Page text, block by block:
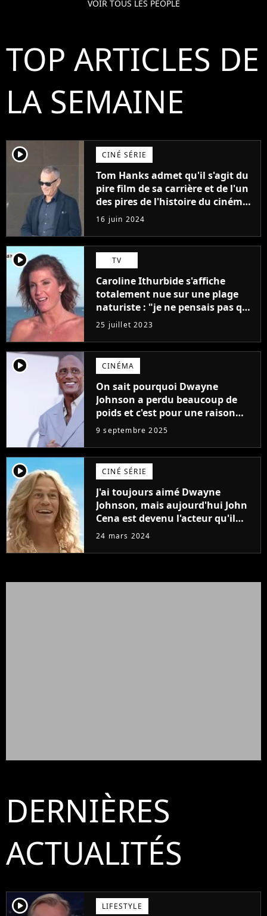
VOIR TOUS LES PEOPLE
TOP ARTICLES DE
LA SEMAINE
player2 CINÉ SÉRIE
Tom Hanks admet qu'il s'agit du
pire film de sa carrière et de l'un
des pires de l'histoire du cinéma :
"L'un des films les plus
médiocres jamais réalisés"
16 juin 2024
player2 TV
Caroline Ithurbide s'affiche
totalement nue sur une plage
naturiste : "je ne pensais pas que
j'arriverais à le faire..."
25 juillet 2023
player2 CINÉMA
On sait pourquoi Dwayne
Johnson a perdu beaucoup de
poids et c'est pour une raison
importante
9 septembre 2025
player2 CINÉ SÉRIE
J'ai toujours aimé Dwayne
Johnson, mais aujourd'hui John
Cena est devenu l'acteur qu'il
rêvait d'être (et Ricky Stanicky le
24 mars 2024
DERNIÈRES
ACTUALITÉS
player2 LIFESTYLE